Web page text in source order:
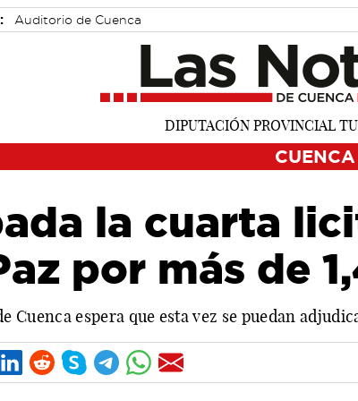
Auditorio de Cuenca
CUENCA
la cuarta
por más de
Cuenca espera que esta vez se puedan